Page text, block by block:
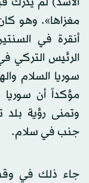
مغزاها». وهو
أنقرة في
الرئيس التركي
مؤكداً أن
وتمنى رؤية
جنب في سلام.
جاء ذلك في وقت